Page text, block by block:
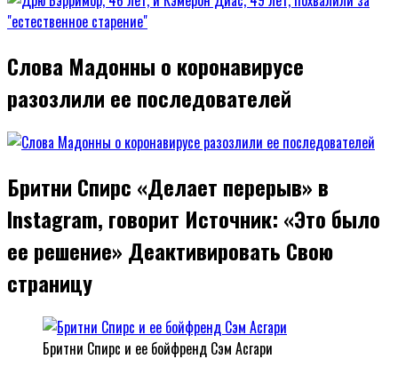
Слова Мадонны о коронавирусе
разозлили ее последователей
Бритни Спирс «Делает перерыв» в
Instagram, говорит Источник: «Это было
ее решение» Деактивировать Свою
страницу
Бритни Спирс и ее бойфренд Сэм Асгари